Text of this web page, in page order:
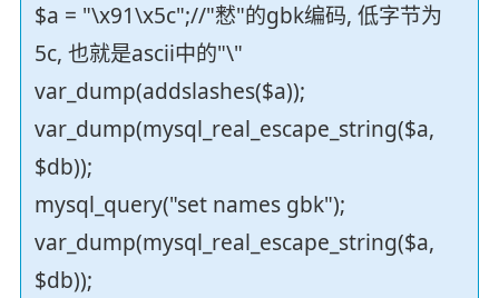
$a = "\x91\x5c";//"慭"的gbk编码, 低字节为
5c, 也就是ascii中的"\"
var_dump(addslashes($a));
var_dump(mysql_real_escape_string($a,
$db));
mysql_query("set names gbk");
var_dump(mysql_real_escape_string($a,
$db));